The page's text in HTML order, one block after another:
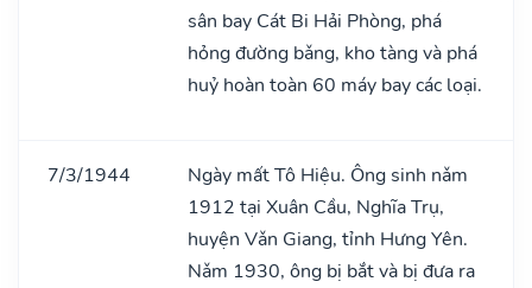
sân bay Cát Bi Hải Phòng, phá
hỏng đường bǎng, kho tàng và phá
huỷ hoàn toàn 60 máy bay các loại.
7/3/1944
Ngày mất Tô Hiệu. Ông sinh nǎm
1912 tại Xuân Cầu, Nghĩa Trụ,
huyện Vǎn Giang, tỉnh Hưng Yên.
Nǎm 1930, ông bị bắt và bị đưa ra